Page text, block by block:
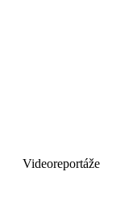
Videoreportáže